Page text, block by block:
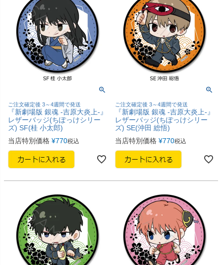
ご注文確定後 3～4週間で発送
『新劇場版 銀魂 -吉原大炎上-』
レザーバッジ(ちぽっけシリー
ズ) SF(桂 小太郎)
当店特別価格 ¥770税込
ご注文確定後 3～4週間で発送
『新劇場版 銀魂 -吉原大炎上-』
レザーバッジ(ちぽっけシリー
ズ) SE(沖田 総悟)
当店特別価格 ¥770税込